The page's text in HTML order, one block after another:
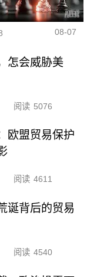
08-07
怎会威胁美
阅读 5076
欧盟贸易保护
阅读 4611
诞背后的贸易
阅读 4540